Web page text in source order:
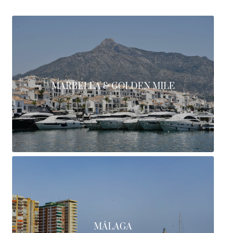
MARBELLA & GOLDEN MILE
MÁLAGA